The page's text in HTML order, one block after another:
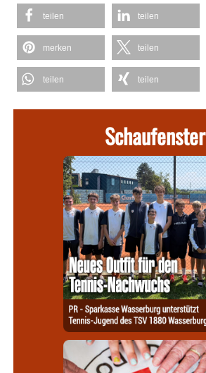
teilen teilen
merken teilen
teilen teilen
Schaufenster